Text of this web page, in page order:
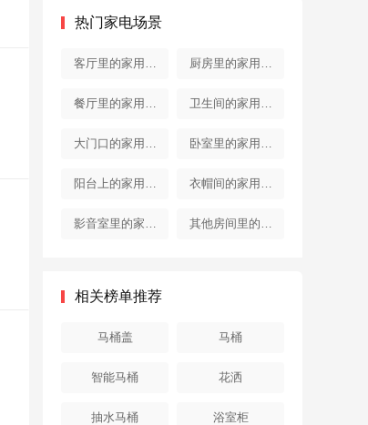
热门家电场景
客厅里的家用电
器
厨房里的家用电
器
餐厅里的家用电
器
卫生间的家用电
器
大门口的家用电
器
卧室里的家用电
器
阳台上的家用电 衣帽间的家用电
器
影音室里的家用 其他房间里的家
相关榜单推荐
马桶盖 马桶
智能马桶 花洒
抽水马桶 浴室柜